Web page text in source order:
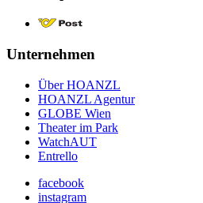
Unternehmen
Über HOANZL
HOANZL Agentur
GLOBE Wien
Theater im Park
WatchAUT
Entrello
facebook
instagram